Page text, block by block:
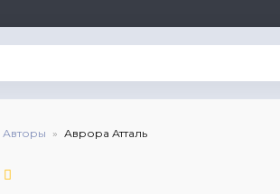
Авторы Аврора Атталь